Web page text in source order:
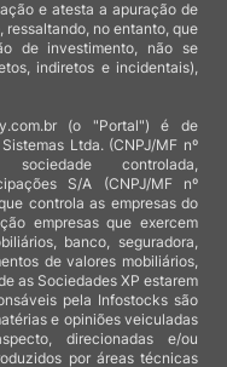
e atesta a apuração de
no entanto, que
de investimento, não se
indiretos e incidentais),
(o "Portal") é de
Ltda. (CNPJ/MF nº
sociedade controlada,
S/A (CNPJ/MF nº
controla as empresas do
empresas que exercem
banco, seguradora,
de valores mobiliários,
as Sociedades XP estarem
pela Infostocks são
e opiniões veiculadas
direcionadas e/ou
por áreas técnicas